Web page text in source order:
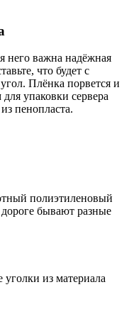
него важна надёжная
что будет с
Плёнка порвется и
упаковки сервера
пенопласта.
полиэтиленовый
бывают разные
уголки из материала